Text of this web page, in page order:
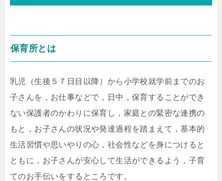
保育所とは
乳児（生後５７日目以降）から小学校就学前までのお
子さんを，お仕事などで，日中，保育することができ
ない保護者のかわりに保育し，家庭との緊密な連携の
もと，お子さんの状況や発達過程を踏まえて，基本的
生活習慣や思いやりの心，社会性などを身につけると
ともに，お子さんが安心して生活ができるよう，子育
てのお手伝いをするところです。